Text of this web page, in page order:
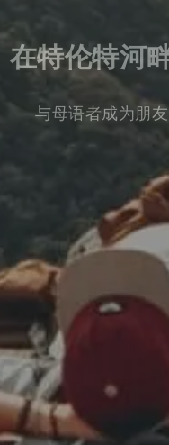
在特伦特河
与母语者成为朋